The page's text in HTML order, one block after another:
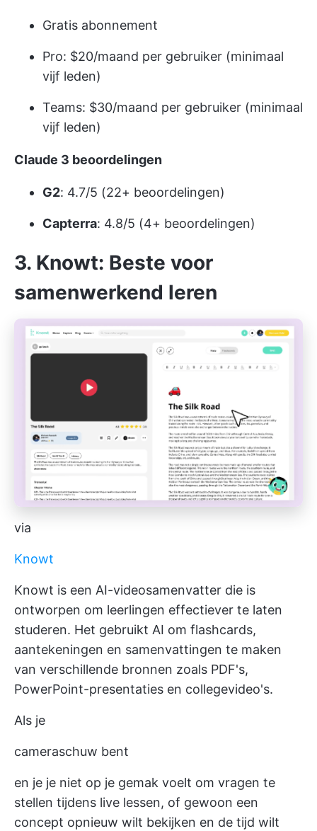
Gratis abonnement
Pro: $20/maand per gebruiker (minimaal
vijf leden)
Teams: $30/maand per gebruiker (minimaal
vijf leden)
Claude 3 beoordelingen
G2: 4.7/5 (22+ beoordelingen)
Capterra: 4.8/5 (4+ beoordelingen)
3. Knowt: Beste voor
samenwerkend leren
via
Knowt
Knowt is een AI-videosamenvatter die is
ontworpen om leerlingen effectiever te laten
studeren. Het gebruikt AI om flashcards,
aantekeningen en samenvattingen te maken
van verschillende bronnen zoals PDF's,
PowerPoint-presentaties en collegevideo's.
Als je
cameraschuw bent
en je je niet op je gemak voelt om vragen te
stellen tijdens live lessen, of gewoon een
concept opnieuw wilt bekijken en de tijd wilt